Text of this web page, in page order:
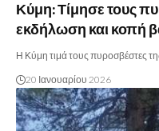
Κύμη: Τίμησε τους
εκδήλωση και κοπή
Η Κύμη τιμά τους πυροσβέστες
20 Ιανουαρίου 2026